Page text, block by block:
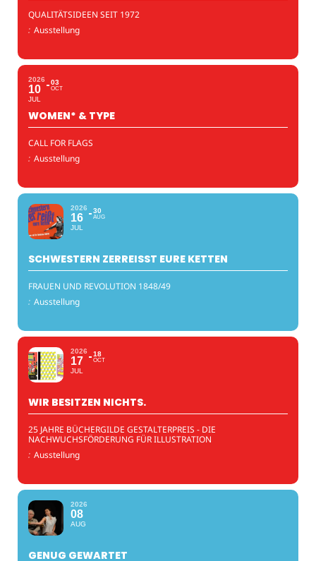
QUALITÄTSIDEEN SEIT 1972
: Ausstellung
2026
10
JUL
03
OCT
WOMEN* & TYPE
CALL FOR FLAGS
: Ausstellung
2026
16
JUL
30
AUG
SCHWESTERN ZERREISST EURE KETTEN
FRAUEN UND REVOLUTION 1848/49
: Ausstellung
2026
17
JUL
18
OCT
WIR BESITZEN NICHTS.
25 JAHRE BÜCHERGILDE GESTALTERPREIS - DIE
NACHWUCHSFÖRDERUNG FÜR ILLUSTRATION
: Ausstellung
2026
08
AUG
GENUG GEWARTET